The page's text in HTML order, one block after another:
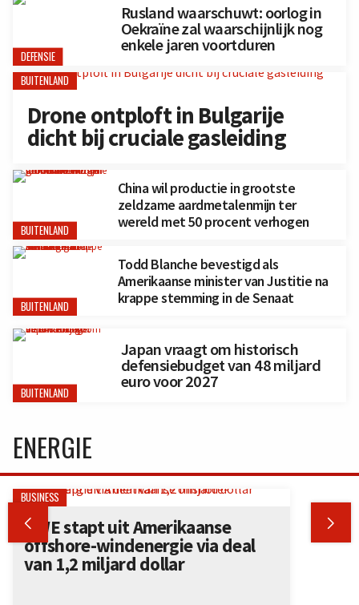
DEFENSIE
Rusland waarschuwt: oorlog in
Oekraïne zal waarschijnlijk nog
enkele jaren voortduren
BUITENLAND
Drone ontploft in Bulgarije
dicht bij cruciale gasleiding
BUITENLAND
China wil productie in grootste
zeldzame aardmetalenmijn ter
wereld met 50 procent verhogen
BUITENLAND
Todd Blanche bevestigd als
Amerikaanse minister van Justitie na
krappe stemming in de Senaat
BUITENLAND
Japan vraagt om historisch
defensiebudget van 48 miljard
euro voor 2027
ENERGIE
 
BUSINESS
RWE stapt uit Amerikaanse
offshore-windenergie via deal
van 1,2 miljard dollar